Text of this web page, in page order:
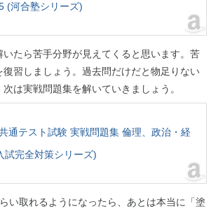
(河合塾シリーズ)
たら苦手分野が見えてくると思います。苦
習しましょう。過去問だけだと物足りない
は実戦問題集を解いていきましょう。
通テスト試験 実戦問題集 倫理、政治・経
試完全対策シリーズ)
い取れるようになったら、あとは本当に「塗